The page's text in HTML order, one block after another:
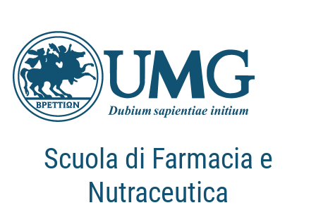
Scuola di Farmacia e
Nutraceutica